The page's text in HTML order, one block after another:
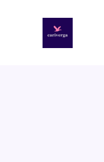
содержимому